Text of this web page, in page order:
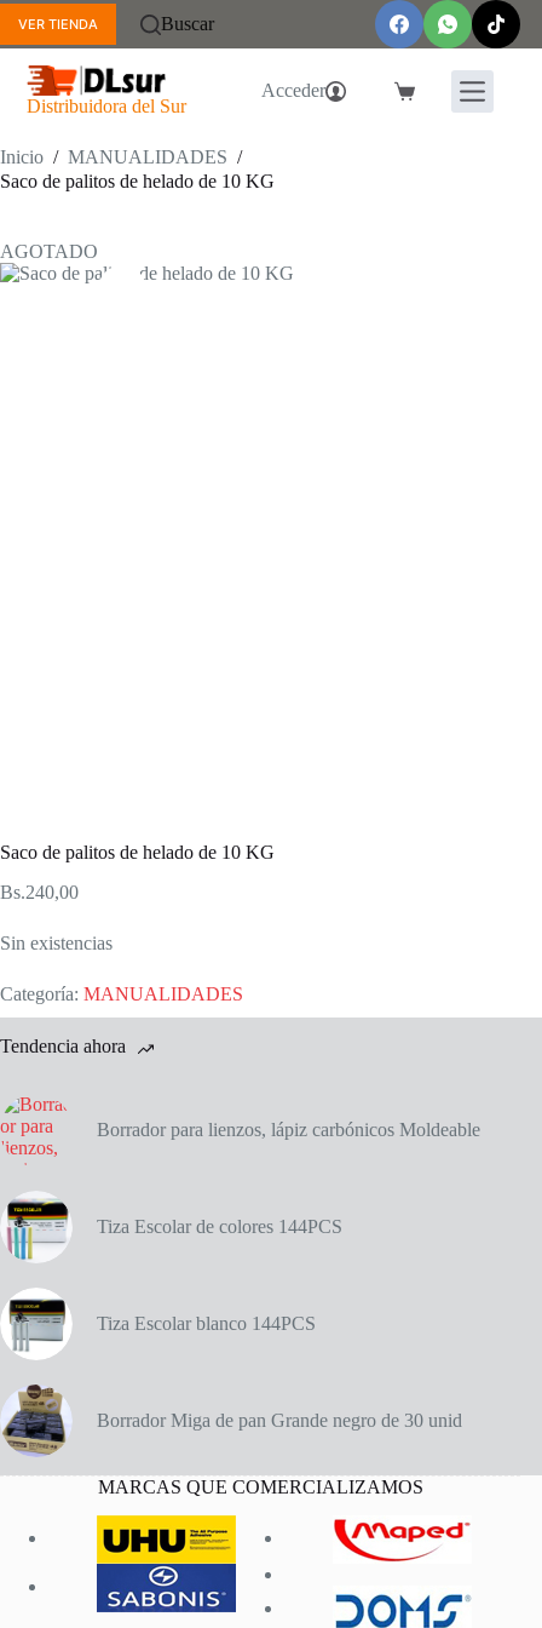
Saltar
contenido
VER TIENDA Buscar
Distribuidora del Sur
Acceder
Carro
Inicio / MANUALIDADES /
Saco de palitos de helado de 10 KG
AGOTADO
Saco de palitos de helado de 10 KG
Bs.240,00
Sin existencias
Categoría: MANUALIDADES
Tendencia ahora
Borrador para lienzos, lápiz carbónicos Moldeable
Tiza Escolar de colores 144PCS
Tiza Escolar blanco 144PCS
Borrador Miga de pan Grande negro de 30 unid
MARCAS QUE COMERCIALIZAMOS